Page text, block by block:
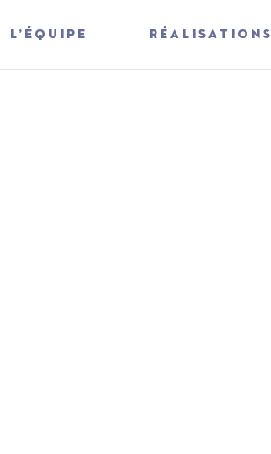
L’ÉQUIPE RÉALISATIONS